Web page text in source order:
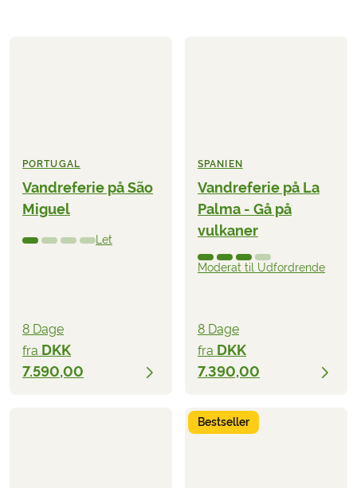
PORTUGAL
Vandreferie på São
Miguel
Let
8 Dage
fra DKK
7.590,00
SPANIEN
Vandreferie på La
Palma - Gå på
vulkaner
Moderat til Udfordrende
8 Dage
fra DKK
7.390,00
Bestseller